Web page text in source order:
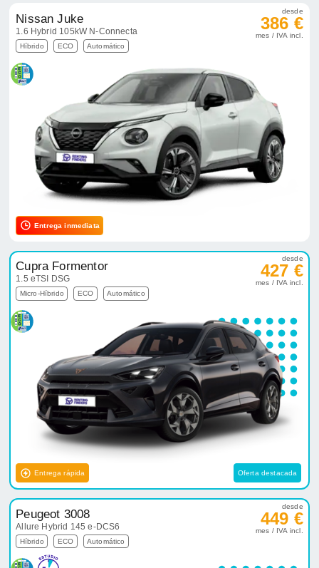
Nissan Juke
1.6 Hybrid 105kW N-Connecta
Híbrido ECO Automático
desde
386 €
mes / IVA incl.
Entrega inmediata
Cupra Formentor
1.5 eTSI DSG
Micro-Híbrido ECO Automático
desde
427 €
mes / IVA incl.
Entrega rápida Oferta destacada
Peugeot 3008
Allure Hybrid 145 e-DCS6
Híbrido ECO Automático
desde
449 €
mes / IVA incl.